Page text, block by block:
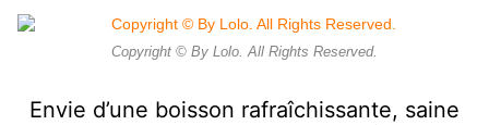
Copyright © By Lolo. All Rights Reserved.
Envie d’une boisson rafraîchissante, saine